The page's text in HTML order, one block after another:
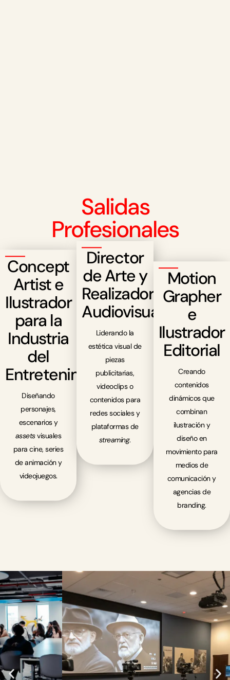
Salidas
Profesionales
Concept
Artist e
Ilustrador
para la
Industria
del
Entretenimiento
Diseñando
personajes,
escenarios y
assetsvisuales
para cine, series
de animación y
videojuegos.
Director
de Arte y
Realizador
Audiovisual
Liderando la
estética visual de
piezas
publicitarias,
videoclips o
contenidos para
redes sociales y
plataformas de
streaming.
Motion
Grapher
e
Ilustrador
Editorial
Creando
contenidos
dinámicos que
combinan
ilustración y
diseño en
movimiento para
medios de
comunicación y
agencias de
branding.
Acceso a Platós y
Estudios Profesionales